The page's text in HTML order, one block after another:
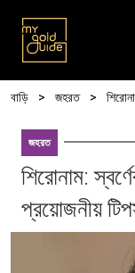
Breadcrumb
বাড়ি জহরত
জহরত
শিরোনাম:
প্রয়োজনীয়